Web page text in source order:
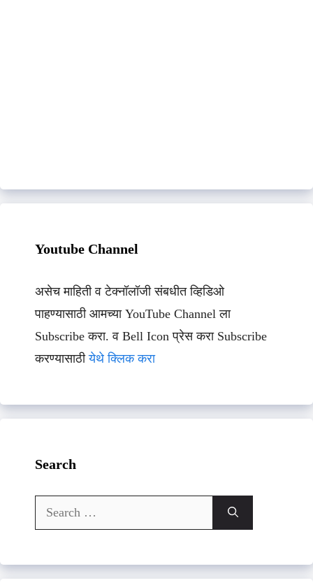
Youtube Channel
असेच माहिती व टेक्नॉलॉजी संबधीत व्हिडिओ
पाहण्यासाठी आमच्या YouTube Channel ला
Subscribe करा. व Bell Icon प्रेस करा Subscribe
करण्यासाठीयेथे क्लिक करा
Search
Search
for: